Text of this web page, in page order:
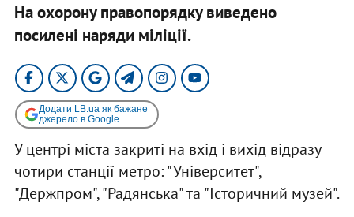
На охорону правопорядку виведено
посилені наряди міліції.
Додати LB.ua як бажане
джерело в Google
У центрі міста закриті на вхід і вихід відразу
чотири станції метро: "Університет",
"Держпром", "Радянська" та "Історичний музей".